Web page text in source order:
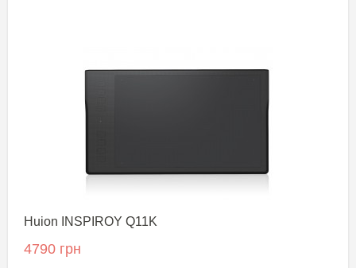
Huion INSPIROY Q11K
4790 грн